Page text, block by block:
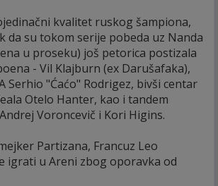
kvalitet ruskog šampiona,
da su tokom serije pobeda uz Nanda
u proseku) još petorica postizala
- Vil Klajburn (ex Darušafaka),
Serhio "Ćaćo" Rodrigez, bivši centar
Otelo Hanter, kao i tandem
Voroncevič i Kori Higins.
Partizana, Francuz Leo
igrati u Areni zbog oporavka od